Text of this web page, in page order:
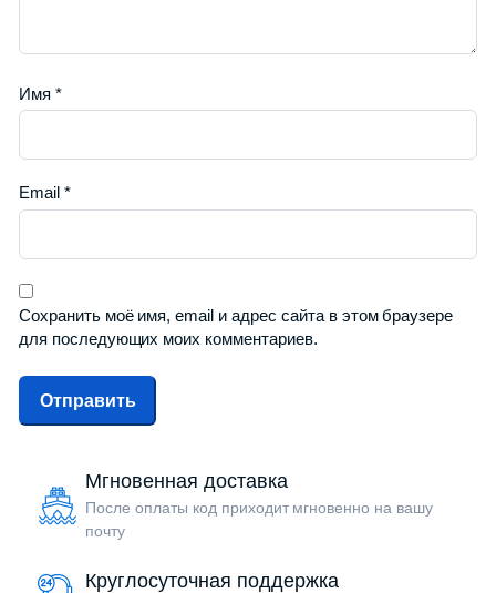
Имя *
Email *
Сохранить моё имя, email и адрес сайта в этом браузере
для последующих моих комментариев.
Мгновенная доставка
После оплаты код приходит мгновенно на вашу
почту
Круглосуточная поддержка